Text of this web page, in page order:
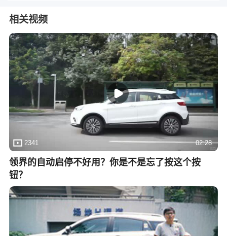
相关视频
2341 02:28
领界的自动启停不好用？你是不是忘了按这个按
钮？